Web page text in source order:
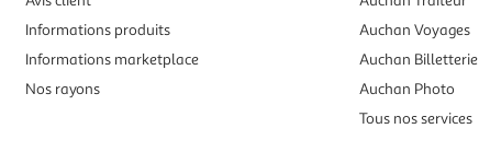
Informations produits
Informations marketplace
Nos rayons
Auchan Voyages
Auchan Billetterie
Auchan Photo
Tous nos services